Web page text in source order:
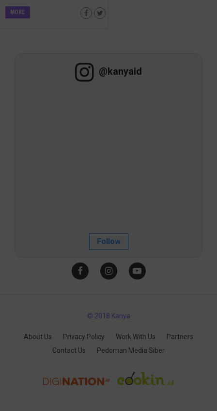
MORE
@kanyaid
Follow
© 2018 Kanya
About Us Privacy Policy Work With Us
Partners
Contact Us
Pedoman Media Siber